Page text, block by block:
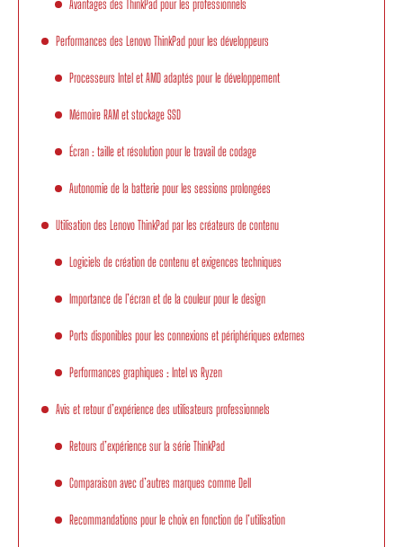
Avantages des ThinkPad pour les professionnels
Performances des Lenovo ThinkPad pour les développeurs
Processeurs Intel et AMD adaptés pour le développement
Mémoire RAM et stockage SSD
Écran : taille et résolution pour le travail de codage
Autonomie de la batterie pour les sessions prolongées
Utilisation des Lenovo ThinkPad par les créateurs de contenu
Logiciels de création de contenu et exigences techniques
Importance de l’écran et de la couleur pour le design
Ports disponibles pour les connexions et périphériques externes
Performances graphiques : Intel vs Ryzen
Avis et retour d’expérience des utilisateurs professionnels
Retours d’expérience sur la série ThinkPad
Comparaison avec d’autres marques comme Dell
Recommandations pour le choix en fonction de l’utilisation